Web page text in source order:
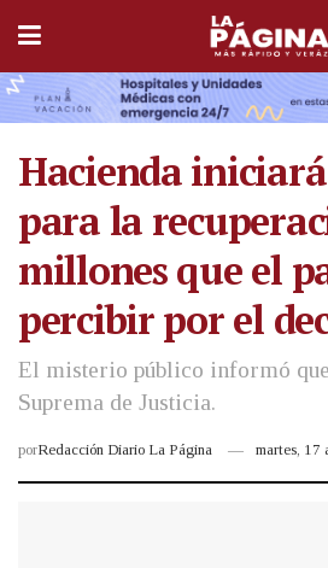
Hacienda
para la
millones que el
percibir por el
El misterio público informó
Suprema de Justicia.
porRedacción Diario La Página martes, 17